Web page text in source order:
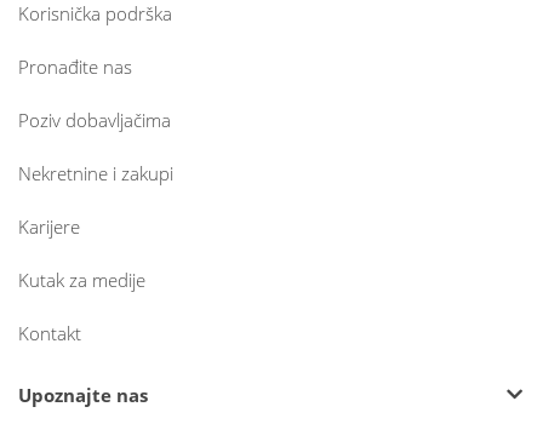
Korisnička podrška
Pronađite nas
Poziv dobavljačima
Nekretnine i zakupi
Karijere
Kutak za medije
Kontakt
Upoznajte nas